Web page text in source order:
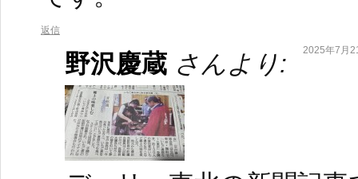
返信
野沢慶蔵 さんより: 2025年7月